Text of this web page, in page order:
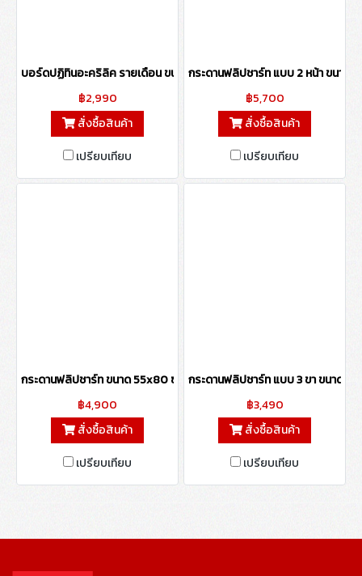
บอร์ดปฏิทินอะคริลิค รายเดือน ขนาด 60x90 ซม.
฿2,990
สั่งซื้อสินค้า
เปรียบเทียบ
กระดานฟลิปชาร์ท แบบ 2 หน้า ขนาด
฿5,700
สั่งซื้อสินค้า
เปรียบเทียบ
กระดานฟลิปชาร์ท ขนาด 55x80 ซม. กรอบไม้สน
฿4,900
สั่งซื้อสินค้า
เปรียบเทียบ
กระดานฟลิปชาร์ท แบบ 3 ขา ขนาด
฿3,490
สั่งซื้อสินค้า
เปรียบเทียบ